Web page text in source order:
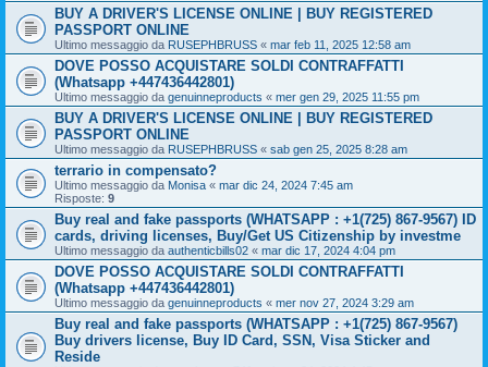
BUY A DRIVER'S LICENSE ONLINE | BUY REGISTERED
PASSPORT ONLINE
Ultimo messaggio da RUSEPHBRUSS « mar feb 11, 2025 12:58 am
DOVE POSSO ACQUISTARE SOLDI CONTRAFFATTI
(Whatsapp +447436442801)
Ultimo messaggio da genuinneproducts « mer gen 29, 2025 11:55 pm
BUY A DRIVER'S LICENSE ONLINE | BUY REGISTERED
PASSPORT ONLINE
Ultimo messaggio da RUSEPHBRUSS « sab gen 25, 2025 8:28 am
terrario in compensato?
Ultimo messaggio da Monisa « mar dic 24, 2024 7:45 am
Risposte: 9
Buy real and fake passports (WHATSAPP : +1(725) 867-9567) ID
cards, driving licenses, Buy/Get US Citizenship by investme
Ultimo messaggio da authenticbills02 « mar dic 17, 2024 4:04 pm
DOVE POSSO ACQUISTARE SOLDI CONTRAFFATTI
(Whatsapp +447436442801)
Ultimo messaggio da genuinneproducts « mer nov 27, 2024 3:29 am
Buy real and fake passports (WHATSAPP : +1(725) 867-9567)
Buy drivers license, Buy ID Card, SSN, Visa Sticker and
Reside